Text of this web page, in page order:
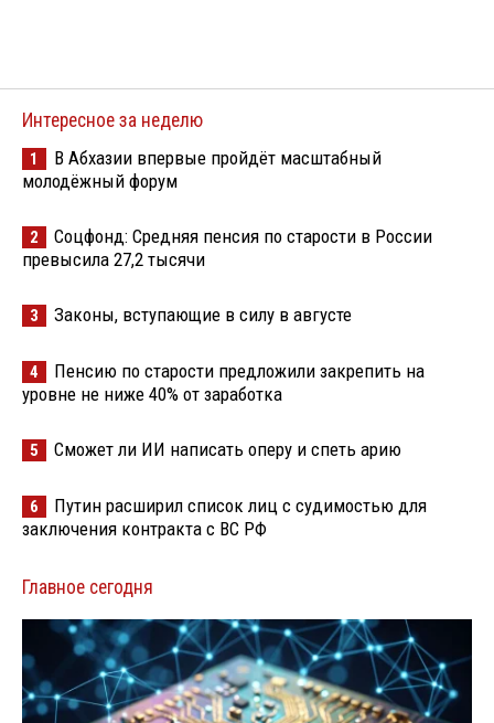
Интересное за неделю
1
В Абхазии впервые пройдёт масштабный
молодёжный форум
2
Соцфонд: Средняя пенсия по старости в России
превысила 27,2 тысячи
3 Законы, вступающие в силу в августе
4
Пенсию по старости предложили закрепить на
уровне не ниже 40% от заработка
5 Сможет ли ИИ написать оперу и спеть арию
6
Путин расширил список лиц с судимостью для
заключения контракта с ВС РФ
Главное сегодня